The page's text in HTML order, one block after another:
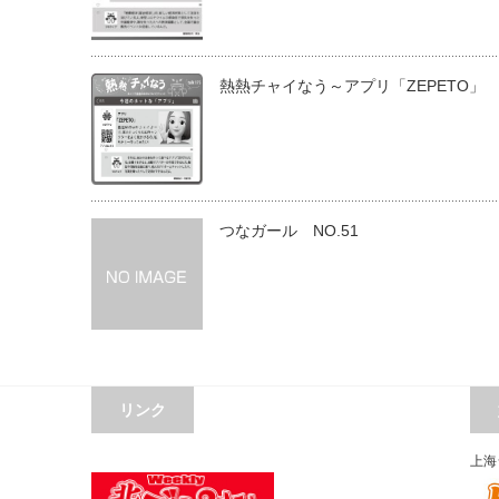
熱熱チャイなう～アプリ「ZEPETO」
つなガール NO.51
リンク
上